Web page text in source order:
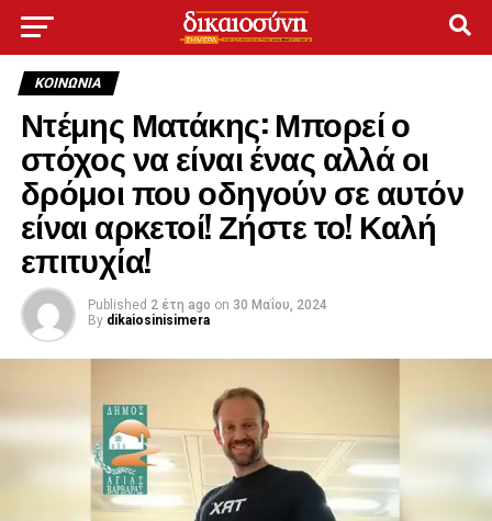
ΚΟΙΝΩΝΊΑ
Ντέμης Ματάκης: Μπορεί ο
στόχος να είναι ένας αλλά οι
δρόμοι που οδηγούν σε αυτόν
είναι αρκετοί! Ζήστε το! Καλή
επιτυχία!
Published 2 έτη ago on 30 Μαΐου, 2024
By dikaiosinisimera